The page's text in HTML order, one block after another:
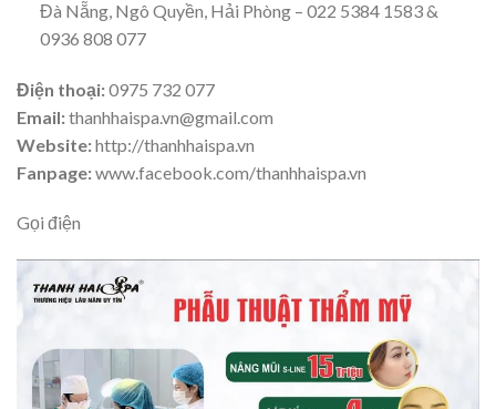
Đà Nẵng, Ngô Quyền, Hải Phòng – 022 5384 1583 &
0936 808 077
Điện thoại:0975 732 077
Email:thanhhaispa.vn@gmail.com
Website:http://thanhhaispa.vn
Fanpage:www.facebook.com/thanhhaispa.vn
Gọi điện